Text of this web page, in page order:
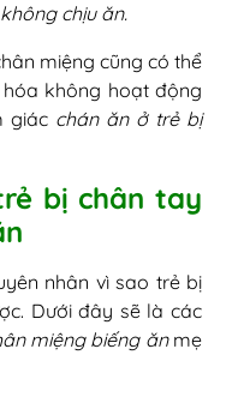
chịu ăn.
miệng cũng có thể
không hoạt động
giác chán ăn ở trẻ bị
bị chân tay
nhân vì sao trẻ bị
Dưới đây sẽ là các
miệng biếng ănmẹ